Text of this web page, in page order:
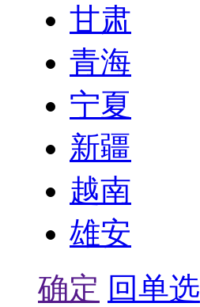
甘肃
青海
宁夏
新疆
越南
雄安
确定 回单选